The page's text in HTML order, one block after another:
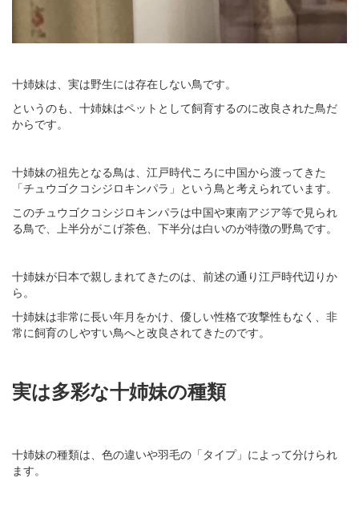
十姉妹は、実は野生には存在しない鳥です。
というのも、十姉妹はペットとして飼育するのに改良された鳥だ
からです。
十姉妹の祖先となる鳥は、江戸時代ころに中国から渡ってきた
「チュウゴクコシジロキンパラ」という鳥と考えられています。
このチュウゴクコシジロキンパラは中国や東南アジア等で見られ
る鳥で、上半分がこげ茶色、下半分は白いのが特徴の野鳥です。
十姉妹が日本で親しまれてきたのは、前述の通り江戸時代辺りか
ら。
十姉妹は非常に長い年月をかけ、優しい性格で攻撃性もなく、非
常に飼育のしやすい鳥へと改良されてきたのです。
実は多彩な十姉妹の種類
十姉妹の種類は、色の違いや羽毛の「タイプ」によって分けられ
ます。